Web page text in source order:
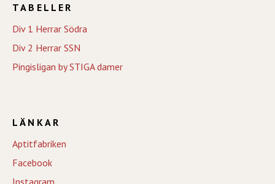
TABELLER
Div 1 Herrar Södra
Div 2 Herrar SSN
Pingisligan by STIGA damer
LÄNKAR
Aptitfabriken
Facebook
Instagram